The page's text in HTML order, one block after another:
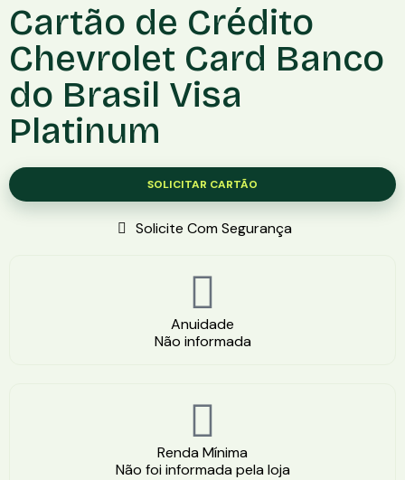
Cartão de Crédito
Chevrolet Card Banco
do Brasil Visa
Platinum
SOLICITAR CARTÃO
Solicite Com Segurança
Anuidade
Não informada
Renda Mínima
Não foi informada pela loja